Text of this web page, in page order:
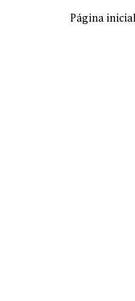
Página inicial